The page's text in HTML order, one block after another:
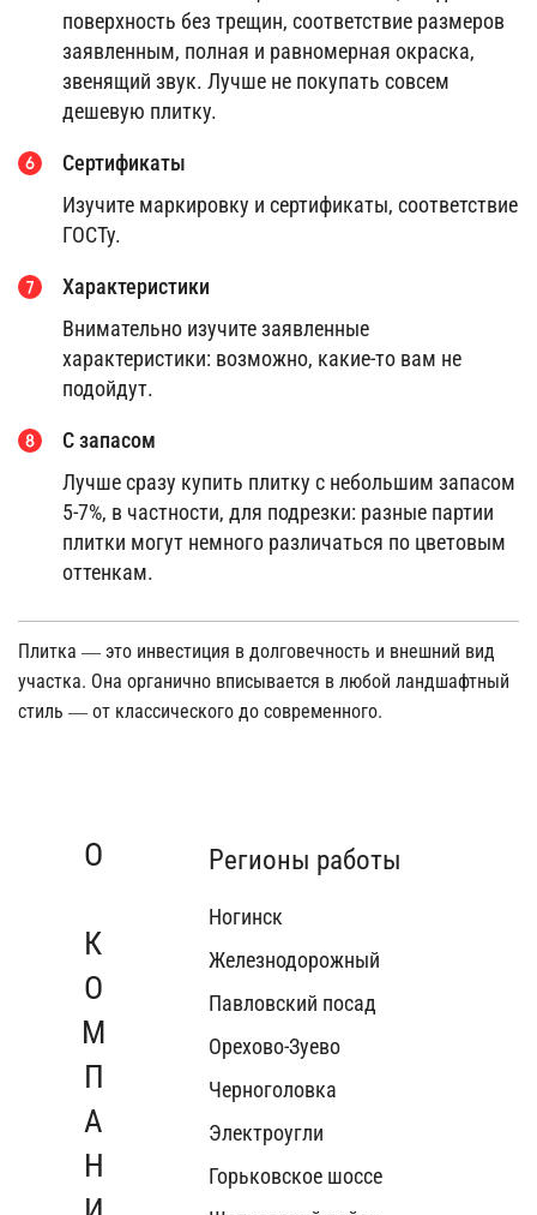
поверхность без трещин, соответствие размеров
заявленным, полная и равномерная окраска,
звенящий звук. Лучше не покупать совсем
дешевую плитку.
Сертификаты
Изучите маркировку и сертификаты, соответствие
ГОСТу.
Характеристики
Внимательно изучите заявленные
характеристики: возможно, какие-то вам не
подойдут.
С запасом
Лучше сразу купить плитку с небольшим запасом
5-7%, в частности, для подрезки: разные партии
плитки могут немного различаться по цветовым
оттенкам.
Плитка — это инвестиция в долговечность и внешний вид
участка. Она органично вписывается в любой ландшафтный
стиль — от классического до современного.
О КОМПАНИИ Регионы работы
Ногинск
Железнодорожный
Павловский посад
Орехово-Зуево
Черноголовка
Электроугли
Горьковское шоссе